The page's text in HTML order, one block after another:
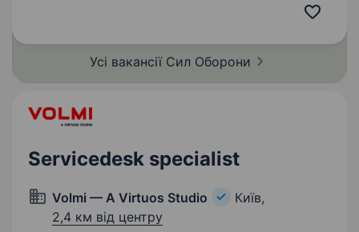
еквівалентний комерційний досвід роботи від
Розуміння…
Усі вакансії Сил Оборони
Servicedesk specialist
Volmi — A Virtuos Studio
Київ,
2,4 км від центру